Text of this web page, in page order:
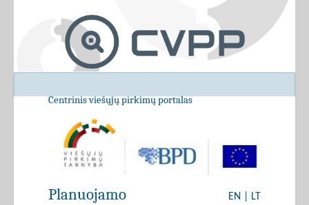
Centrinis viešųjų pirkimų portalas
EN LT
Planuojamo